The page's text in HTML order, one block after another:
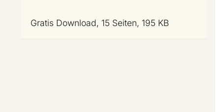
Gratis Download, 15 Seiten, 195 KB